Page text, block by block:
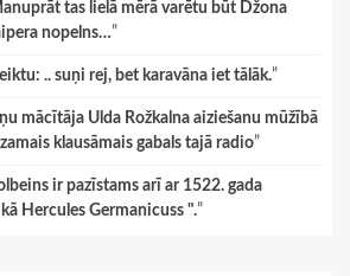
tas lielā mērā varētu būt Džona
nopelns…”
.. suņi rej, bet karavāna iet tālāk.”
mācītāja Ulda Rožkalna aiziešanu mūžībā
klausāmais gabals tajā radio”
ir pazīstams arī ar 1522. gada
Hercules Germanicuss ".”